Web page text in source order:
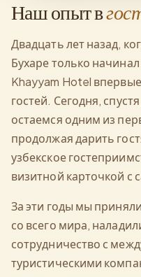
Наш опыт в
Двадцать лет назад,
Бухаре только
Khayyam Hotel
гостей. Сегодня,
остаемся одним из
продолжая дарить
узбекское
визитной карточкой с
За эти годы мы
со всего мира,
сотрудничество с
туристическими